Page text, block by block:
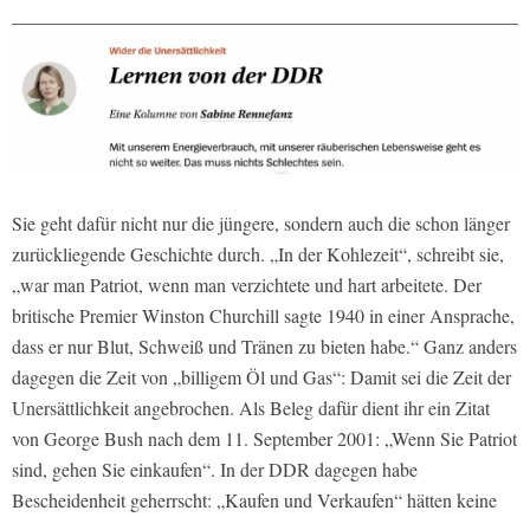
Sie geht dafür nicht nur die jüngere, sondern auch die schon länger
zurückliegende Geschichte durch. „In der Kohlezeit“, schreibt sie,
„war man Patriot, wenn man verzichtete und hart arbeitete. Der
britische Premier Winston Churchill sagte 1940 in einer Ansprache,
dass er nur Blut, Schweiß und Tränen zu bieten habe.“ Ganz anders
dagegen die Zeit von „billigem Öl und Gas“: Damit sei die Zeit der
Unersättlichkeit angebrochen. Als Beleg dafür dient ihr ein Zitat
von George Bush nach dem 11. September 2001: „Wenn Sie Patriot
sind, gehen Sie einkaufen“. In der DDR dagegen habe
Bescheidenheit geherrscht: „Kaufen und Verkaufen“ hätten keine